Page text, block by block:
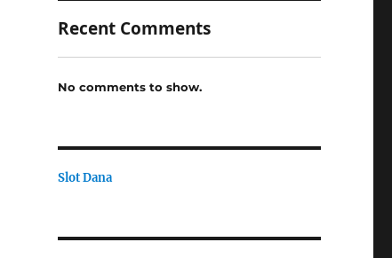
Recent Comments
No comments to show.
Slot Dana